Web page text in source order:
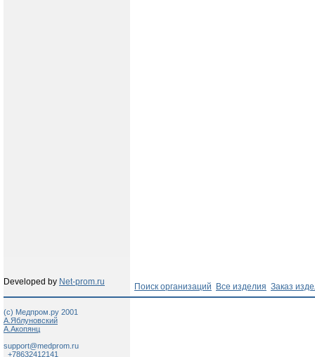
Developed by Net-prom.ru Поиск организаций Все изделия Заказ
(c) Медпром.ру 2001
А.Яблуновский
А.Акопянц
support@medprom.ru
+78632412141